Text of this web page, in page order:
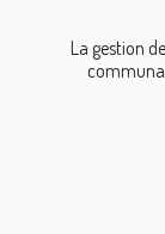
La gestion